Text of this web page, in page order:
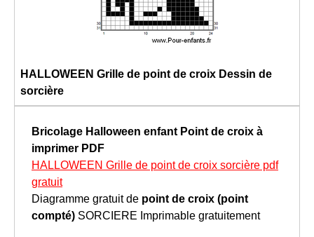
HALLOWEEN Grille de point de croix Dessin de
sorcière
Bricolage Halloween enfant Point de croix à
imprimer PDF
HALLOWEEN Grille de point de croix sorcière pdf
gratuit
Diagramme gratuit de point de croix (point
compté) SORCIERE Imprimable gratuitement